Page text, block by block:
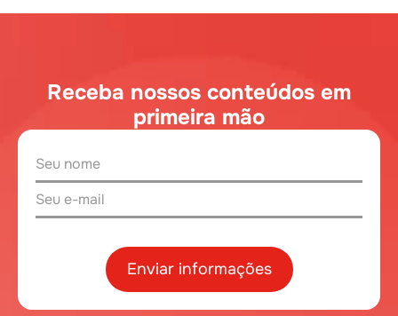
Receba nossos conteúdos em
primeira mão